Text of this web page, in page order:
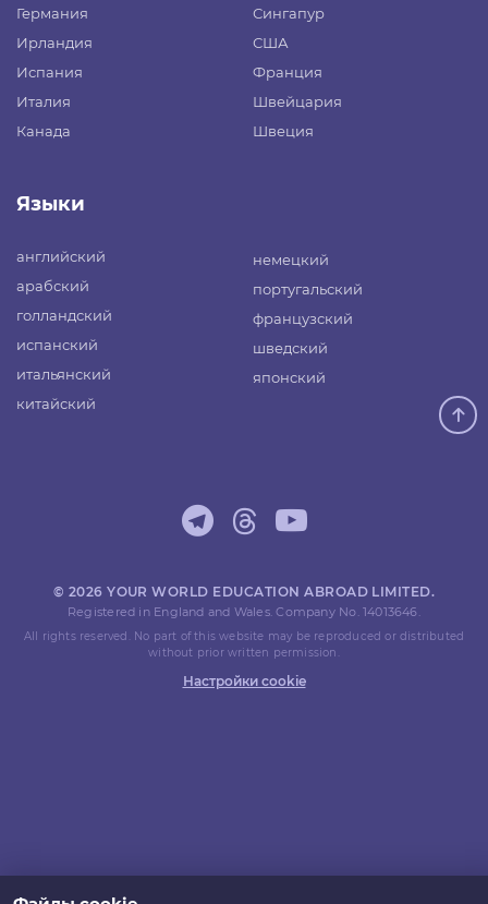
Германия
Ирландия
Испания
Италия
Канада
Сингапур
США
Франция
Швейцария
Швеция
Языки
английский
арабский
голландский
испанский
итальянский
китайский
немецкий
португальский
французский
шведский
японский
© 2026 YOUR WORLD EDUCATION ABROAD LIMITED.
Registered in England and Wales. Company No. 14013646.
All rights reserved. No part of this website may be reproduced or distributed
without prior written permission.
Настройки cookie